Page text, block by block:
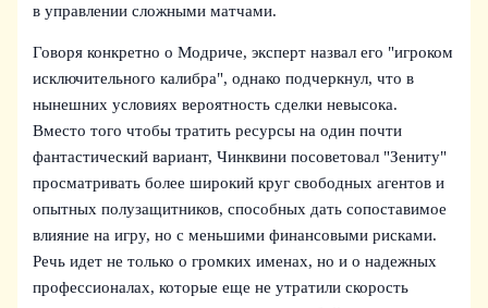
в управлении сложными матчами.
Говоря конкретно о Модриче, эксперт назвал его "игроком
исключительного калибра", однако подчеркнул, что в
нынешних условиях вероятность сделки невысока.
Вместо того чтобы тратить ресурсы на один почти
фантастический вариант, Чинквини посоветовал "Зениту"
просматривать более широкий круг свободных агентов и
опытных полузащитников, способных дать сопоставимое
влияние на игру, но с меньшими финансовыми рисками.
Речь идет не только о громких именах, но и о надежных
профессионалах, которые еще не утратили скорость